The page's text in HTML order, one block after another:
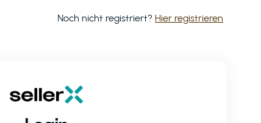
Noch nicht registriert? Hier registrieren